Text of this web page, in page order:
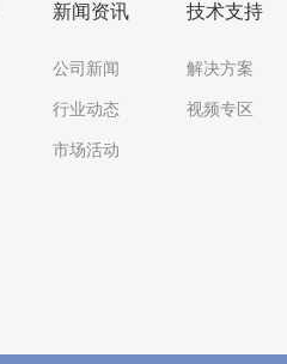
新闻资讯
公司新闻
行业动态
市场活动
技术支持
解决方案
视频专区